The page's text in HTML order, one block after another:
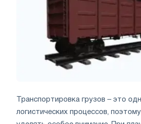
Транспортировка грузов – это
логистических процессов,